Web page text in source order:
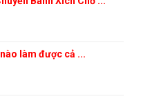
làm được cả ...